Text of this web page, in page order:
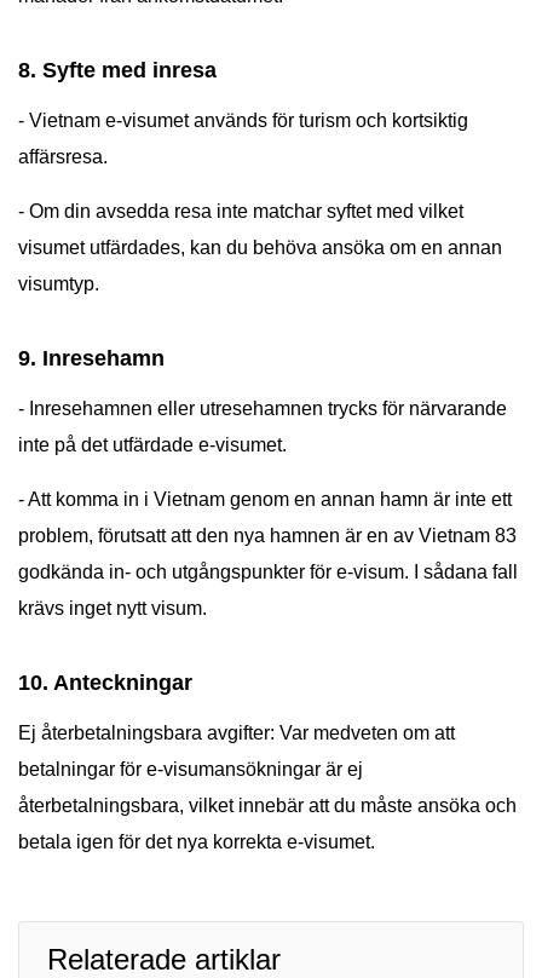
8. Syfte med inresa
- Vietnam e-visumet används för turism och kortsiktig
affärsresa.
- Om din avsedda resa inte matchar syftet med vilket
visumet utfärdades, kan du behöva ansöka om en annan
visumtyp.
9. Inresehamn
- Inresehamnen eller utresehamnen trycks för närvarande
inte på det utfärdade e-visumet.
- Att komma in i Vietnam genom en annan hamn är inte ett
problem, förutsatt att den nya hamnen är en av Vietnam 83
godkända in- och utgångspunkter för e-visum. I sådana fall
krävs inget nytt visum.
10. Anteckningar
Ej återbetalningsbara avgifter: Var medveten om att
betalningar för e-visumansökningar är ej
återbetalningsbara, vilket innebär att du måste ansöka och
betala igen för det nya korrekta e-visumet.
Relaterade artiklar